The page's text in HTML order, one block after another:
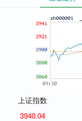
上证指数
3940.04